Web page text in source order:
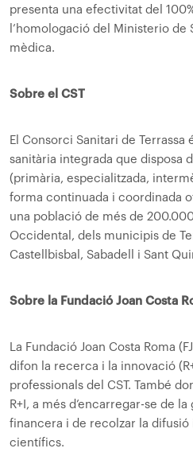
presenta una efectivitat del
l’homologació del Ministerio de
mèdica.
Sobre el CST
El Consorci Sanitari de Terrassa
sanitària integrada que disposa
(primària, especialitzada,
forma continuada i coordinada
una població de més de
Occidental, dels municipis de
Castellbisbal, Sabadell i Sant
Sobre la Fundació Joan Costa
La Fundació Joan Costa Roma
difon la recerca i la innovació
professionals del CST. També
R+I, a més d’encarregar-se de
financera i de recolzar la
científics.